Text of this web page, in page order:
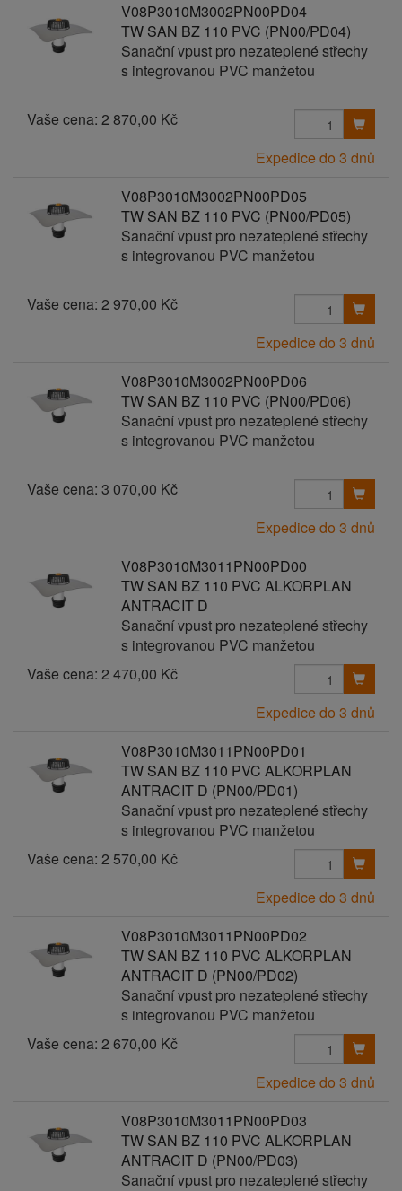
V08P3010M3002PN00PD04
TW SAN BZ 110 PVC (PN00/PD04)
Sanační vpust pro nezateplené střechy
s integrovanou PVC manžetou
Vaše cena: 2 870,00 Kč
Expedice do 3 dnů
V08P3010M3002PN00PD05
TW SAN BZ 110 PVC (PN00/PD05)
Sanační vpust pro nezateplené střechy
s integrovanou PVC manžetou
Vaše cena: 2 970,00 Kč
Expedice do 3 dnů
V08P3010M3002PN00PD06
TW SAN BZ 110 PVC (PN00/PD06)
Sanační vpust pro nezateplené střechy
s integrovanou PVC manžetou
Vaše cena: 3 070,00 Kč
Expedice do 3 dnů
V08P3010M3011PN00PD00
TW SAN BZ 110 PVC ALKORPLAN
ANTRACIT D
Sanační vpust pro nezateplené střechy
s integrovanou PVC manžetou
Vaše cena: 2 470,00 Kč
Expedice do 3 dnů
V08P3010M3011PN00PD01
TW SAN BZ 110 PVC ALKORPLAN
ANTRACIT D (PN00/PD01)
Sanační vpust pro nezateplené střechy
s integrovanou PVC manžetou
Vaše cena: 2 570,00 Kč
Expedice do 3 dnů
V08P3010M3011PN00PD02
TW SAN BZ 110 PVC ALKORPLAN
ANTRACIT D (PN00/PD02)
Sanační vpust pro nezateplené střechy
s integrovanou PVC manžetou
Vaše cena: 2 670,00 Kč
Expedice do 3 dnů
V08P3010M3011PN00PD03
TW SAN BZ 110 PVC ALKORPLAN
ANTRACIT D (PN00/PD03)
Sanační vpust pro nezateplené střechy